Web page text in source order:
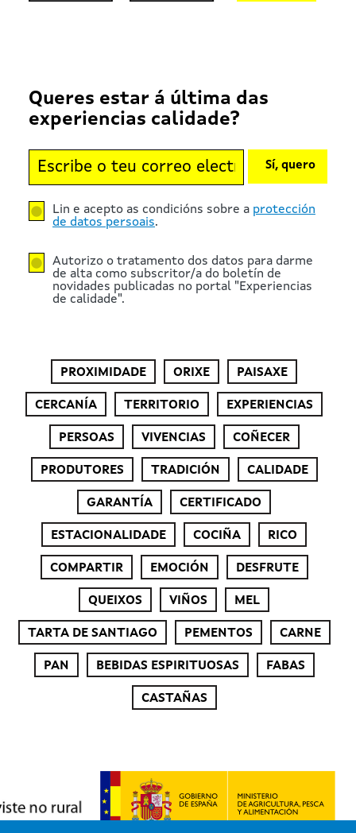
Queres estar á última das
experiencias calidade?
Lin e acepto as condicións sobre a protección
de datos persoais.
Autorizo o tratamento dos datos para darme
de alta como subscritor/a do boletín de
novidades publicadas no portal "Experiencias
de calidade".
Sí, quero
PROXIMIDADE ORIXE PAISAXE
CERCANÍA TERRITORIO EXPERIENCIAS
PERSOAS VIVENCIAS COÑECER
PRODUTORES TRADICIÓN CALIDADE
GARANTÍA CERTIFICADO
ESTACIONALIDADE COCIÑA RICO
COMPARTIR EMOCIÓN DESFRUTE
QUEIXOS VIÑOS MEL
TARTA DE SANTIAGO PEMENTOS CARNE
PAN BEBIDAS ESPIRITUOSAS FABAS
CASTAÑAS